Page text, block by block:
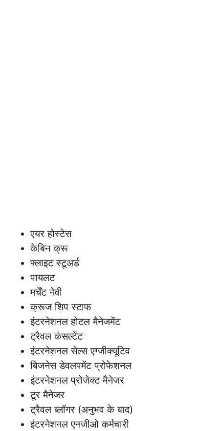
एयर होस्टेस
केबिन क्रू
फ्लाइट स्टूअर्ड
पायलट
मर्चेंट नेवी
क्रूज शिप स्टाफ
इंटरनेशनल होटल मैनेजमेंट
ट्रैवल कंसल्टेंट
इंटरनेशनल सेल्स एग्जीक्यूटिव
बिजनेस डेवलपमेंट प्रोफेशनल
इंटरनेशनल प्रोजेक्ट मैनेजर
टूर मैनेजर
ट्रैवल ब्लॉगर (अनुभव के बाद)
इंटरनेशनल एनजीओ कर्मचारी